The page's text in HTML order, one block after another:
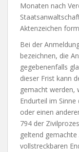
Monaten nach
Aktenzeichen
Bei der
bezeichnen, die
gegebenenfalls
dieser Frist kann
gemacht werden,
Endurteil im
oder einen
794 der
geltend
vollstreckbaren